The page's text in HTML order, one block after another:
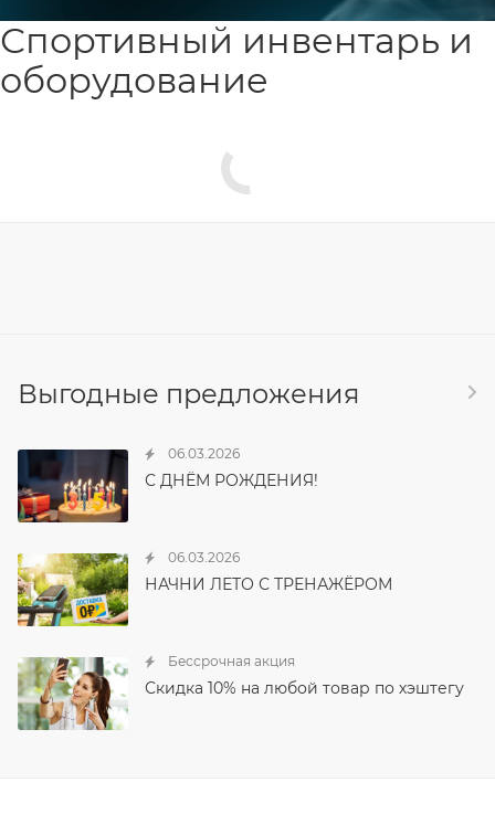
Спортивный инвентарь и
оборудование
Выгодные предложения
06.03.2026
С ДНЁМ РОЖДЕНИЯ!
06.03.2026
НАЧНИ ЛЕТО С ТРЕНАЖЁРОМ
Бессрочная акция
Скидка 10% на любой товар по хэштегу